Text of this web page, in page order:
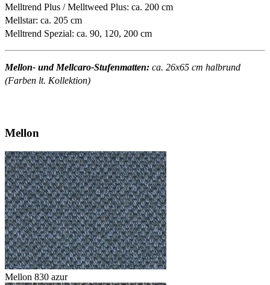
Melltrend Plus / Melltweed Plus: ca. 200 cm
Mellstar: ca. 205 cm
Melltrend Spezial: ca. 90, 120, 200 cm
Mellon- und Mellcaro-Stufenmatten: ca. 26x65 cm halbrund
(Farben lt. Kollektion)
Mellon
Mellon 830 azur